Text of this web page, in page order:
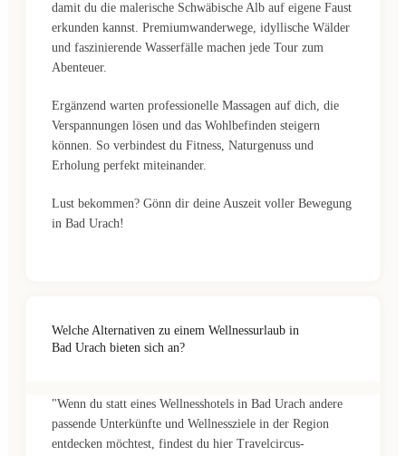
damit du die malerische Schwäbische Alb auf eigene Faust
erkunden kannst. Premiumwanderwege, idyllische Wälder
und faszinierende Wasserfälle machen jede Tour zum
Abenteuer.
Ergänzend warten professionelle Massagen auf dich, die
Verspannungen lösen und das Wohlbefinden steigern
können. So verbindest du Fitness, Naturgenuss und
Erholung perfekt miteinander.
Lust bekommen? Gönn dir deine Auszeit voller Bewegung
in Bad Urach!
Welche Alternativen zu einem Wellnessurlaub in
Bad Urach bieten sich an?
"Wenn du statt eines Wellnesshotels in Bad Urach andere
passende Unterkünfte und Wellnessziele in der Region
entdecken möchtest, findest du hier Travelcircus-